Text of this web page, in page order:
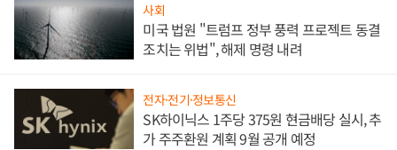
사회
미국 법원 "트럼프 정부 풍력 프로젝트 동결
조치는 위법", 해제 명령 내려
전자·전기·정보통신
SK하이닉스 1주당 375원 현금배당 실시, 추
가 주주환원 계획 9월 공개 예정